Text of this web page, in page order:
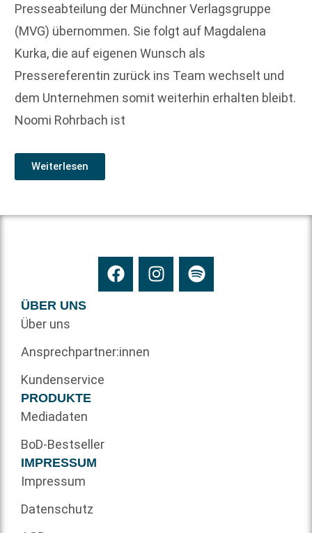
Presseabteilung der Münchner Verlagsgruppe
(MVG) übernommen. Sie folgt auf Magdalena
Kurka, die auf eigenen Wunsch als
Pressereferentin zurück ins Team wechselt und
dem Unternehmen somit weiterhin erhalten bleibt.
Noomi Rohrbach ist
Weiterlesen
ÜBER UNS
Über uns
Ansprechpartner:innen
Kundenservice
PRODUKTE
Mediadaten
BoD-Bestseller
IMPRESSUM
Impressum
Datenschutz